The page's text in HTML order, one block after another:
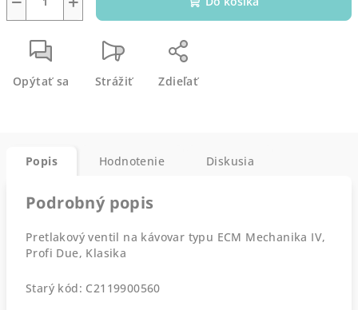
Opýtať sa Strážiť Zdieľať
Popis Hodnotenie Diskusia
Podrobný popis
Pretlakový ventil na kávovar typu ECM Mechanika IV,
Profi Due, Klasika
Starý kód: C2119900560